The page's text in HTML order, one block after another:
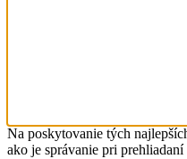
Na poskytovanie tých
ako je správanie pri